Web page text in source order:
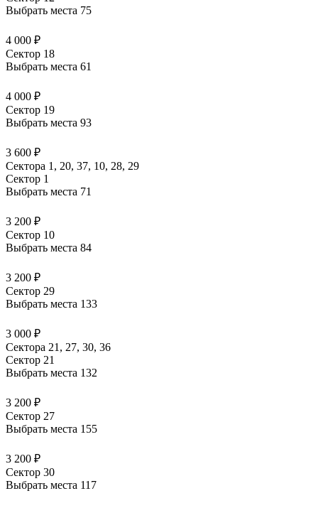
Выбрать места 75
4 000 ₽
Сектор 18
Выбрать места 61
4 000 ₽
Сектор 19
Выбрать места 93
3 600 ₽
Сектора 1, 20, 37, 10, 28, 29
Сектор 1
Выбрать места 71
3 200 ₽
Сектор 10
Выбрать места 84
3 200 ₽
Сектор 29
Выбрать места 133
3 000 ₽
Сектора 21, 27, 30, 36
Сектор 21
Выбрать места 132
3 200 ₽
Сектор 27
Выбрать места 155
3 200 ₽
Сектор 30
Выбрать места 117